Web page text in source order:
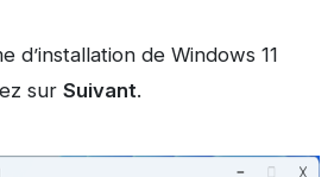
d’installation de Windows 11
sur Suivant.